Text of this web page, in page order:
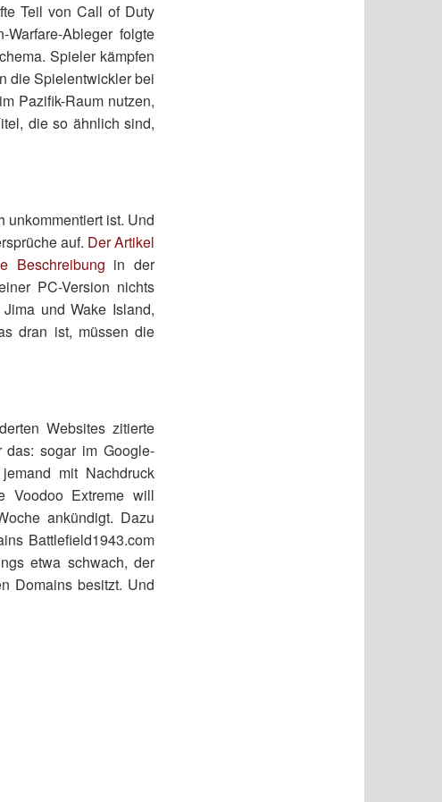
Teil von Call of Duty
Ableger folgte
Spieler kämpfen
die Spielentwickler bei
Pazifik-Raum nutzen,
die so ähnlich sind,
unkommentiert ist. Und
auf. Der Artikel
Beschreibung in der
PC-Version nichts
und Wake Island,
dran ist, müssen die
Websites zitierte
sogar im Google-
mit Nachdruck
Voodoo Extreme will
ankündigt. Dazu
Battlefield1943.com
etwa schwach, der
Domains besitzt. Und